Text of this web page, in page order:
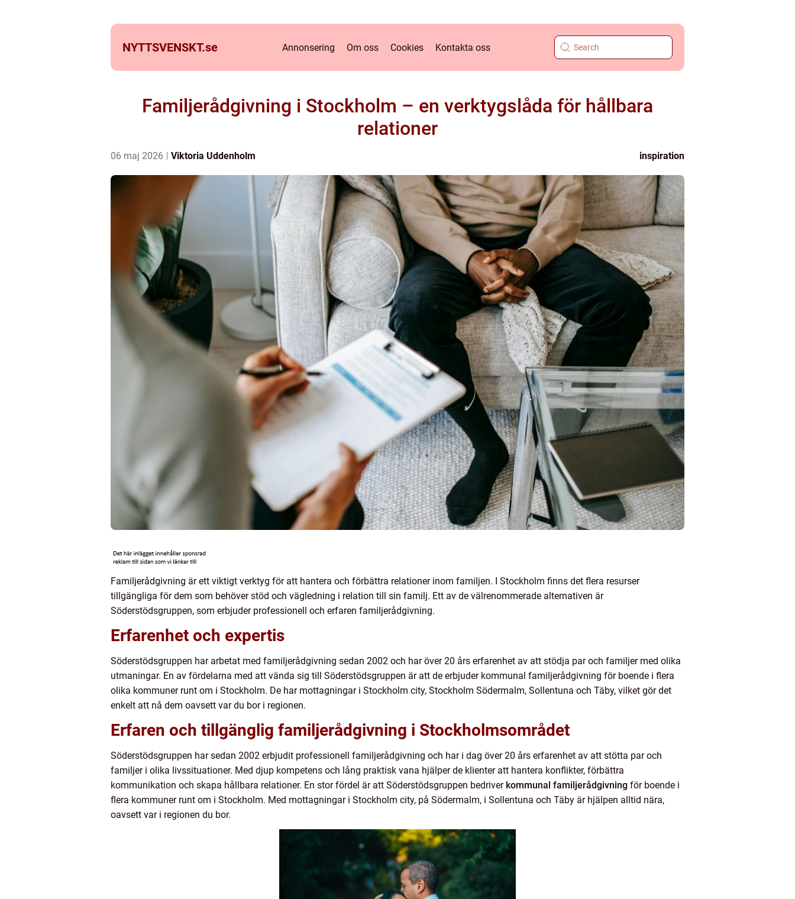
NYTTSVENSKT.se Annonsering Om oss Cookies Kontakta oss
Familjerådgivning i Stockholm – en verktygslåda för hållbara
relationer
06 maj 2026 Viktoria Uddenholm inspiration
Familjerådgivning är ett viktigt verktyg för att hantera och förbättra relationer inom familjen. I Stockholm finns det flera resurser
tillgängliga för dem som behöver stöd och vägledning i relation till sin familj. Ett av de välrenommerade alternativen är
Söderstödsgruppen, som erbjuder professionell och erfaren familjerådgivning.
Erfarenhet och expertis
Söderstödsgruppen har arbetat med familjerådgivning sedan 2002 och har över 20 års erfarenhet av att stödja par och familjer med olika
utmaningar. En av fördelarna med att vända sig till Söderstödsgruppen är att de erbjuder kommunal familjerådgivning för boende i flera
olika kommuner runt om i Stockholm. De har mottagningar i Stockholm city, Stockholm Södermalm, Sollentuna och Täby, vilket gör det
enkelt att nå dem oavsett var du bor i regionen.
Erfaren och tillgänglig familjerådgivning i Stockholmsområdet
Söderstödsgruppen har sedan 2002 erbjudit professionell familjerådgivning och har i dag över 20 års erfarenhet av att stötta par och
familjer i olika livssituationer. Med djup kompetens och lång praktisk vana hjälper de klienter att hantera konflikter, förbättra
kommunikation och skapa hållbara relationer. En stor fördel är att Söderstödsgruppen bedriver kommunal familjerådgivning för boende i
flera kommuner runt om i Stockholm. Med mottagningar i Stockholm city, på Södermalm, i Sollentuna och Täby är hjälpen alltid nära,
oavsett var i regionen du bor.